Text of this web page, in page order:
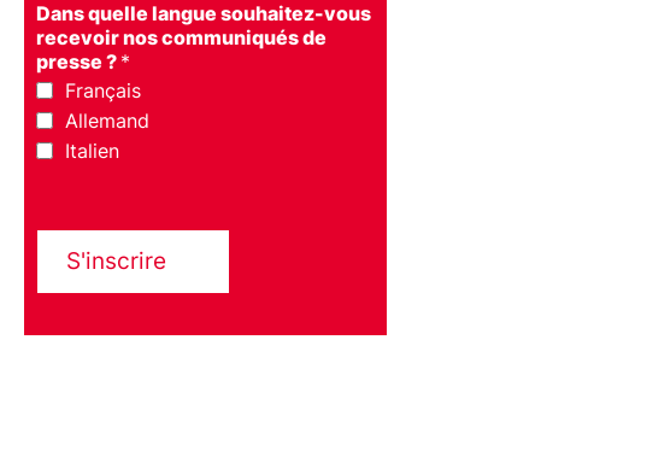
Dans quelle langue souhaitez-vous
recevoir nos communiqués de
presse ? *
Français
Allemand
Italien
S'inscrire